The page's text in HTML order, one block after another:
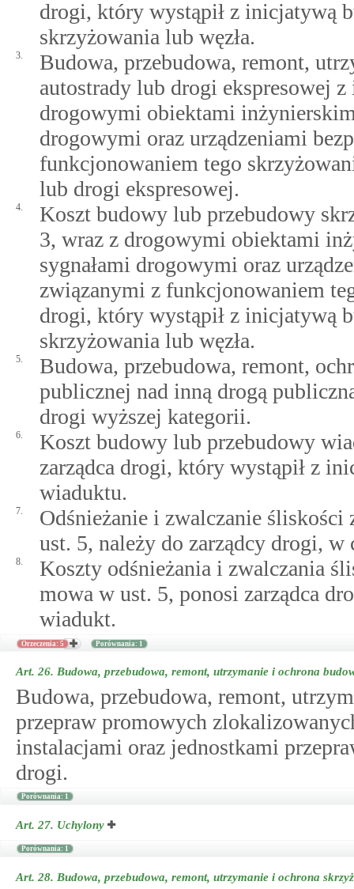
drogi, który wystąpił z inicjatywą
skrzyżowania lub węzła.
3.
Budowa, przebudowa, remont,
autostrady lub drogi ekspresowej
drogowymi obiektami
drogowymi oraz urządzeniami
funkcjonowaniem tego
lub drogi ekspresowej.
4.
Koszt budowy lub przebudowy
3, wraz z drogowymi obiektami
sygnałami drogowymi oraz
związanymi z funkcjonowaniem
drogi, który wystąpił z inicjatywą
skrzyżowania lub węzła.
5.
Budowa, przebudowa, remont,
publicznej nad inną drogą
drogi wyższej kategorii.
6.
Koszt budowy lub przebudowy
zarządca drogi, który wystąpił z
wiaduktu.
7.
Odśnieżanie i zwalczanie
ust. 5, należy do zarządcy drogi,
8.
Koszty odśnieżania i zwalczania
mowa w ust. 5, ponosi zarządca
wiadukt.
Orzeczenia: 5 Porównania: 1
Art. 26. Budowa, przebudowa, remont, utrzymanie i ochrona
Budowa, przebudowa, remont,
przepraw promowych
instalacjami oraz jednostkami
drogi.
Porównania: 1
Art. 27. Uchylony
Porównania: 1
Art. 28. Budowa, przebudowa, remont, utrzymanie i ochrona